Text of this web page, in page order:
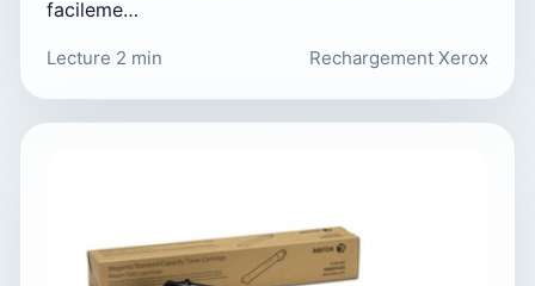
facileme…
Lecture 2 min Rechargement Xerox